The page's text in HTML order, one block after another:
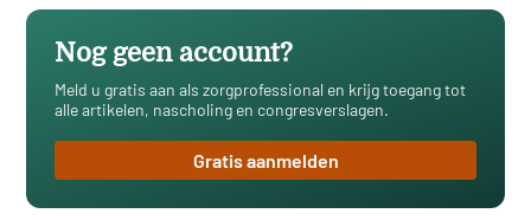
Nog geen account?
Meld u gratis aan als zorgprofessional en krijg toegang tot
alle artikelen, nascholing en congresverslagen.
Gratis aanmelden